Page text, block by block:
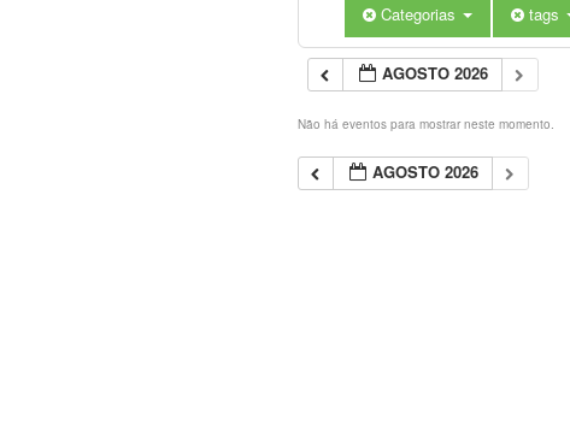
Categorias tags
AGOSTO 2026
Não há eventos para mostrar neste momento.
AGOSTO 2026